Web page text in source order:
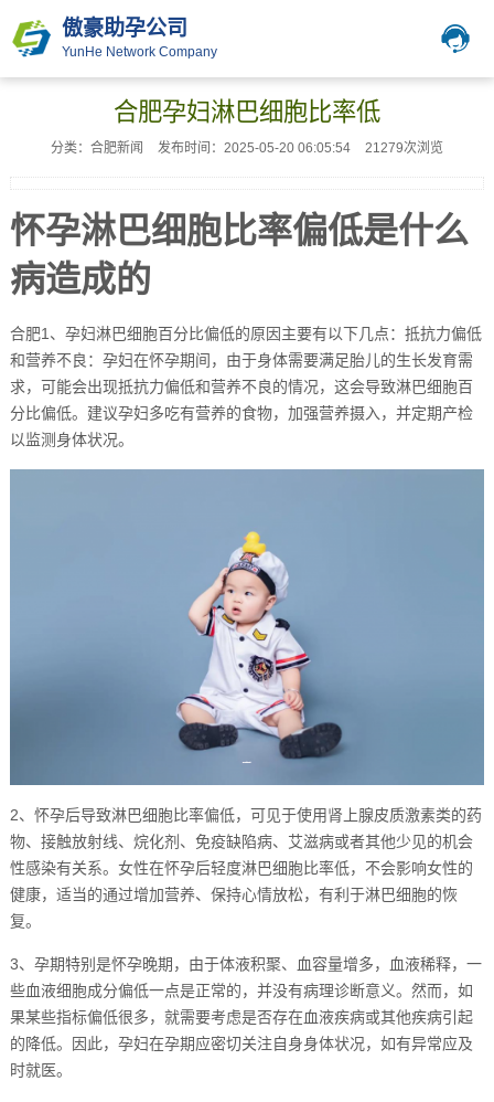
傲豪助孕公司
YunHe Network Company
合肥孕妇淋巴细胞比率低
分类：合肥新闻 发布时间：2025-05-20 06:05:54 21279次浏览
怀孕淋巴细胞比率偏低是什么
病造成的
合肥1、孕妇淋巴细胞百分比偏低的原因主要有以下几点：抵抗力偏低
和营养不良：孕妇在怀孕期间，由于身体需要满足胎儿的生长发育需
求，可能会出现抵抗力偏低和营养不良的情况，这会导致淋巴细胞百
分比偏低。建议孕妇多吃有营养的食物，加强营养摄入，并定期产检
以监测身体状况。
2、怀孕后导致淋巴细胞比率偏低，可见于使用肾上腺皮质激素类的药
物、接触放射线、烷化剂、免疫缺陷病、艾滋病或者其他少见的机会
性感染有关系。女性在怀孕后轻度淋巴细胞比率低，不会影响女性的
健康，适当的通过增加营养、保持心情放松，有利于淋巴细胞的恢
复。
3、孕期特别是怀孕晚期，由于体液积聚、血容量增多，血液稀释，一
些血液细胞成分偏低一点是正常的，并没有病理诊断意义。然而，如
果某些指标偏低很多，就需要考虑是否存在血液疾病或其他疾病引起
的降低。因此，孕妇在孕期应密切关注自身身体状况，如有异常应及
时就医。